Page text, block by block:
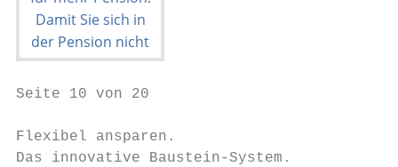
Seite 10 von 20
Flexibel ansparen.
Das innovative Baustein-System.